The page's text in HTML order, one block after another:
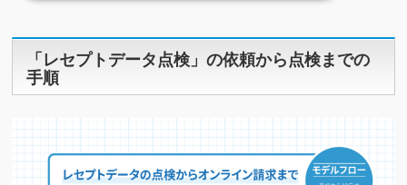
「レセプトデータ点検」の依頼から点検までの
手順